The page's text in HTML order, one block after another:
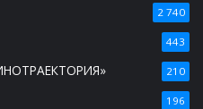
2 740
443
210
196